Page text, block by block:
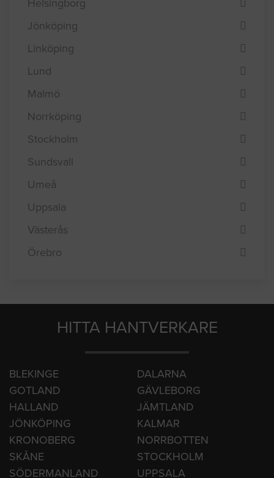
Eskilstuna
Göteborg
Helsingborg
Jönköping
Linköping
Lund
Malmö
Norrköping
Stockholm
Sundsvall
Umeå
Uppsala
Örebro
HITTA HANTVERKARE
BLEKINGE
DALARNA
GOTLAND
GÄVLEBORG
HALLAND
JÄMTLAND
JÖNKÖPING
KALMAR